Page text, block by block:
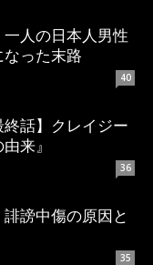
一人の日本人男性
った末路
40
終話】クレイジー
来』
36
謗中傷の原因と
35